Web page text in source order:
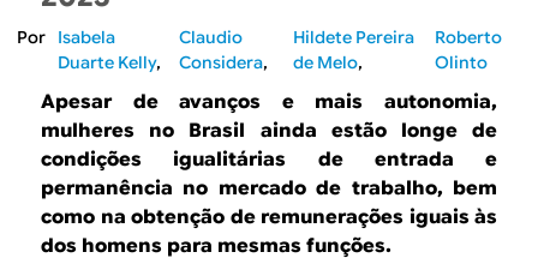
I
R
o
d
e
b
u
s
Isabela
Duarte Kelly
Claudio
Considera
Hildete Pereira
de Melo
Roberto
Olinto
Apesar de avanços e mais autonomia,
mulheres no Brasil ainda estão longe de
condições igualitárias de entrada e
permanência no mercado de trabalho, bem
como na obtenção de remunerações iguais às
dos homens para mesmas funções.